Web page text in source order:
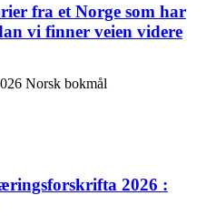
fra et Norge som har
vi finner veien videre
Norsk bokmål
2026 :